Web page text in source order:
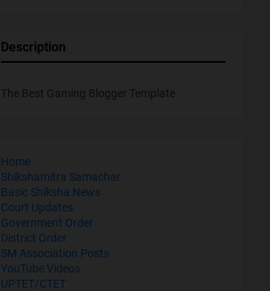
Description
The Best Gaming Blogger Template
Home
Shikshamitra Samachar
Basic Shiksha News
Court Updates
Government Order
District Order
SM Association Posts
YouTube Videos
UPTET/CTET